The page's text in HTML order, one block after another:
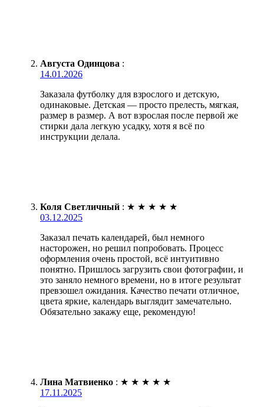
Августа Одинцова :
14.01.2026
Заказала футболку для взрослого и детскую,
одинаковые. Детская — просто прелесть, мягкая,
размер в размер. А вот взрослая после первой же
стирки дала легкую усадку, хотя я всё по
инструкции делала.
Коля Светличный : ★ ★ ★ ★ ★
03.12.2025
Заказал печать календарей, был немного
насторожен, но решил попробовать. Процесс
оформления очень простой, всё интуитивно
понятно. Пришлось загрузить свои фотографии, и
это заняло немного времени, но в итоге результат
превзошел ожидания. Качество печати отличное,
цвета яркие, календарь выглядит замечательно.
Обязательно закажу еще, рекомендую!
Лина Матвиенко : ★ ★ ★ ★ ★
17.11.2025